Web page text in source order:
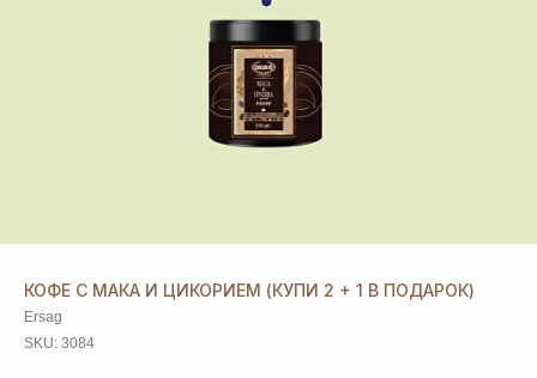
КОФЕ С МАКА И ЦИКОРИЕМ (КУПИ 2 + 1 В ПОДАРОК)
Ersag
SKU: 3084